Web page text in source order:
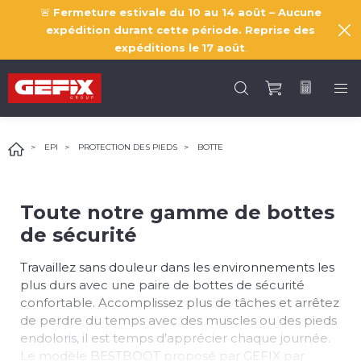
🚨 Fermeture estivale du 10 au 14 août – Aucune
expédition durant cette période. Reprise des
expéditions le 17 août
EPI PROTECTION DES PIEDS BOTTE
Toute notre gamme de bottes
de sécurité
Travaillez sans douleur dans les environnements les
plus durs avec une paire de bottes de sécurité
confortable. Accomplissez plus de tâches et arrêtez
de perdre du temps avec des muscles ou des pieds
endoloris, il est temps d’apprécier chaque journée.
Le modèle BESTBOOT proposé par GEFIX par